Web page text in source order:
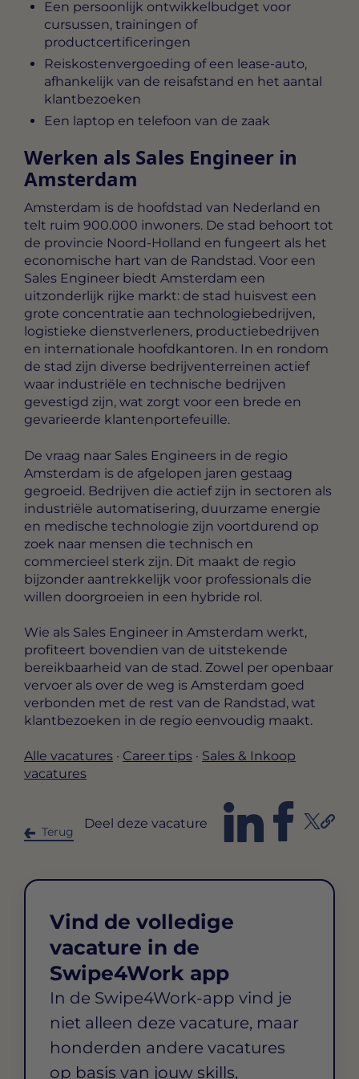
Een persoonlijk ontwikkelbudget voor
cursussen, trainingen of
productcertificeringen
Reiskostenvergoeding of een lease-auto,
afhankelijk van de reisafstand en het aantal
klantbezoeken
Een laptop en telefoon van de zaak
Werken als Sales Engineer in
Amsterdam
Amsterdam is de hoofdstad van Nederland en
telt ruim 900.000 inwoners. De stad behoort tot
de provincie Noord-Holland en fungeert als het
economische hart van de Randstad. Voor een
Sales Engineer biedt Amsterdam een
uitzonderlijk rijke markt: de stad huisvest een
grote concentratie aan technologiebedrijven,
logistieke dienstverleners, productiebedrijven
en internationale hoofdkantoren. In en rondom
de stad zijn diverse bedrijventerreinen actief
waar industriële en technische bedrijven
gevestigd zijn, wat zorgt voor een brede en
gevarieerde klantenportefeuille.
De vraag naar Sales Engineers in de regio
Amsterdam is de afgelopen jaren gestaag
gegroeid. Bedrijven die actief zijn in sectoren als
industriële automatisering, duurzame energie
en medische technologie zijn voortdurend op
zoek naar mensen die technisch en
commercieel sterk zijn. Dit maakt de regio
bijzonder aantrekkelijk voor professionals die
willen doorgroeien in een hybride rol.
Wie als Sales Engineer in Amsterdam werkt,
profiteert bovendien van de uitstekende
bereikbaarheid van de stad. Zowel per openbaar
vervoer als over de weg is Amsterdam goed
verbonden met de rest van de Randstad, wat
klantbezoeken in de regio eenvoudig maakt.
Alle vacatures · Career tips · Sales & Inkoop
vacatures
Terug
Deel deze vacature
Vind de volledige
vacature in de
Swipe4Work app
In de Swipe4Work-app vind je
niet alleen deze vacature, maar
honderden andere vacatures
op basis van jouw skills,